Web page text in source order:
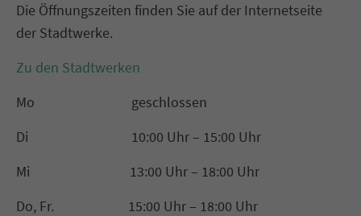
Die Öffnungszeiten finden Sie auf der Internetseite
der Stadtwerke.
Zu den Stadtwerken
Mo geschlossen
Di 10:00 Uhr – 15:00 Uhr
Mi 13:00 Uhr – 18:00 Uhr
Do, Fr. 15:00 Uhr – 18:00 Uhr